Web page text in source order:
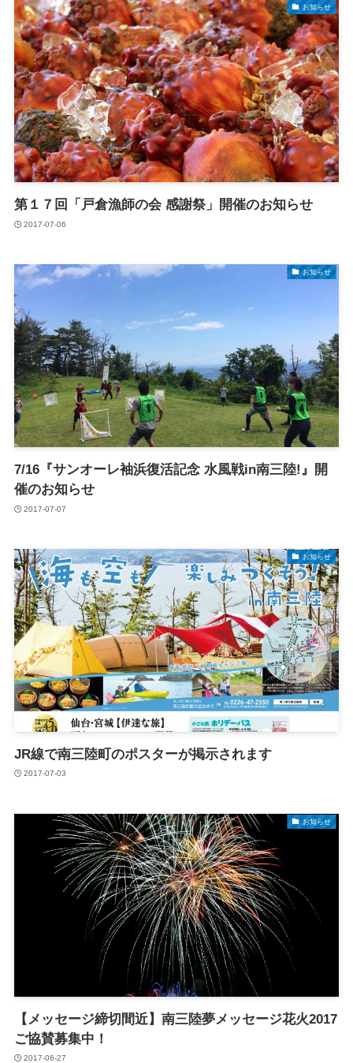
お知らせ
第１７回「戸倉漁師の会 感謝祭」開催のお知らせ
2017-07-06
お知らせ
7/16『サンオーレ袖浜復活記念 水風戦in南三陸!』開
催のお知らせ
2017-07-07
お知らせ
JR線で南三陸町のポスターが掲示されます
2017-07-03
お知らせ
【メッセージ締切間近】南三陸夢メッセージ花火2017
ご協賛募集中！
2017-06-27